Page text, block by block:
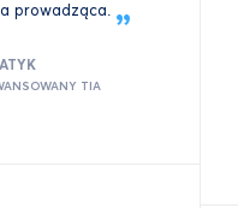
prowadząca.
TIA